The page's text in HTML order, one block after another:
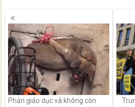
Posts
navigation
Phản giáo dục và không còn